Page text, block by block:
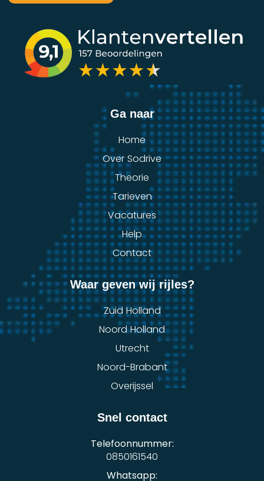
Ga naar
Home
Over Sodrive
Theorie
Tarieven
Vacatures
Help
Contact
Waar geven wij rijles?
Zuid Holland
Noord Holland
Utrecht
Noord-Brabant
Overijssel
Snel contact
Telefoonnummer:
0850161540
Whatsapp: